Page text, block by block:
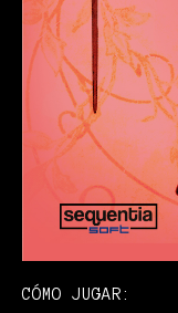
CÓMO JUGAR: